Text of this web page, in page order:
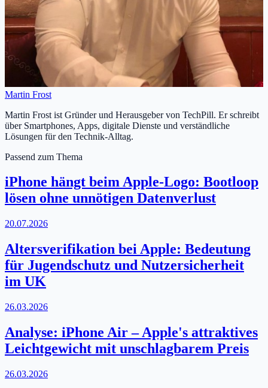
Martin Frost
Martin Frost ist Gründer und Herausgeber von TechPill. Er schreibt
über Smartphones, Apps, digitale Dienste und verständliche
Lösungen für den Technik-Alltag.
Passend zum Thema
iPhone hängt beim Apple-Logo: Bootloop
lösen ohne unnötigen Datenverlust
20.07.2026
Altersverifikation bei Apple: Bedeutung
für Jugendschutz und Nutzersicherheit
im UK
26.03.2026
Analyse: iPhone Air – Apple's attraktives
Leichtgewicht mit unschlagbarem Preis
26.03.2026